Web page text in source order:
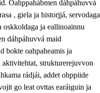
Oahppahábmen dáhpáhuvvá
, giela ja historjjá, servodaga
oskkoldaga ja eallinoainnu
dáhpáhuvvá maid
bokte oahpaheamis ja
strukturerejuvvon
rádjái, addet ohppiide
go leat ovttas earáiguin ja